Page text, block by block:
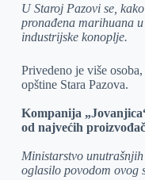
U Staroj Pazovi se,
pronađena marihuana
industrijske konoplje.
Privedeno je više
opštine Stara Pazova.
Kompanija
od najvećih
Ministarstvo
oglasilo povodom ovog